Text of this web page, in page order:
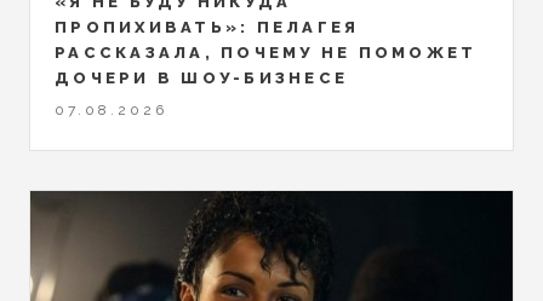
ПРОПИХИВАТЬ»: ПЕЛАГЕЯ
РАССКАЗАЛА, ПОЧЕМУ НЕ ПОМОЖЕТ
ДОЧЕРИ В ШОУ-БИЗНЕСЕ
07.08.2026